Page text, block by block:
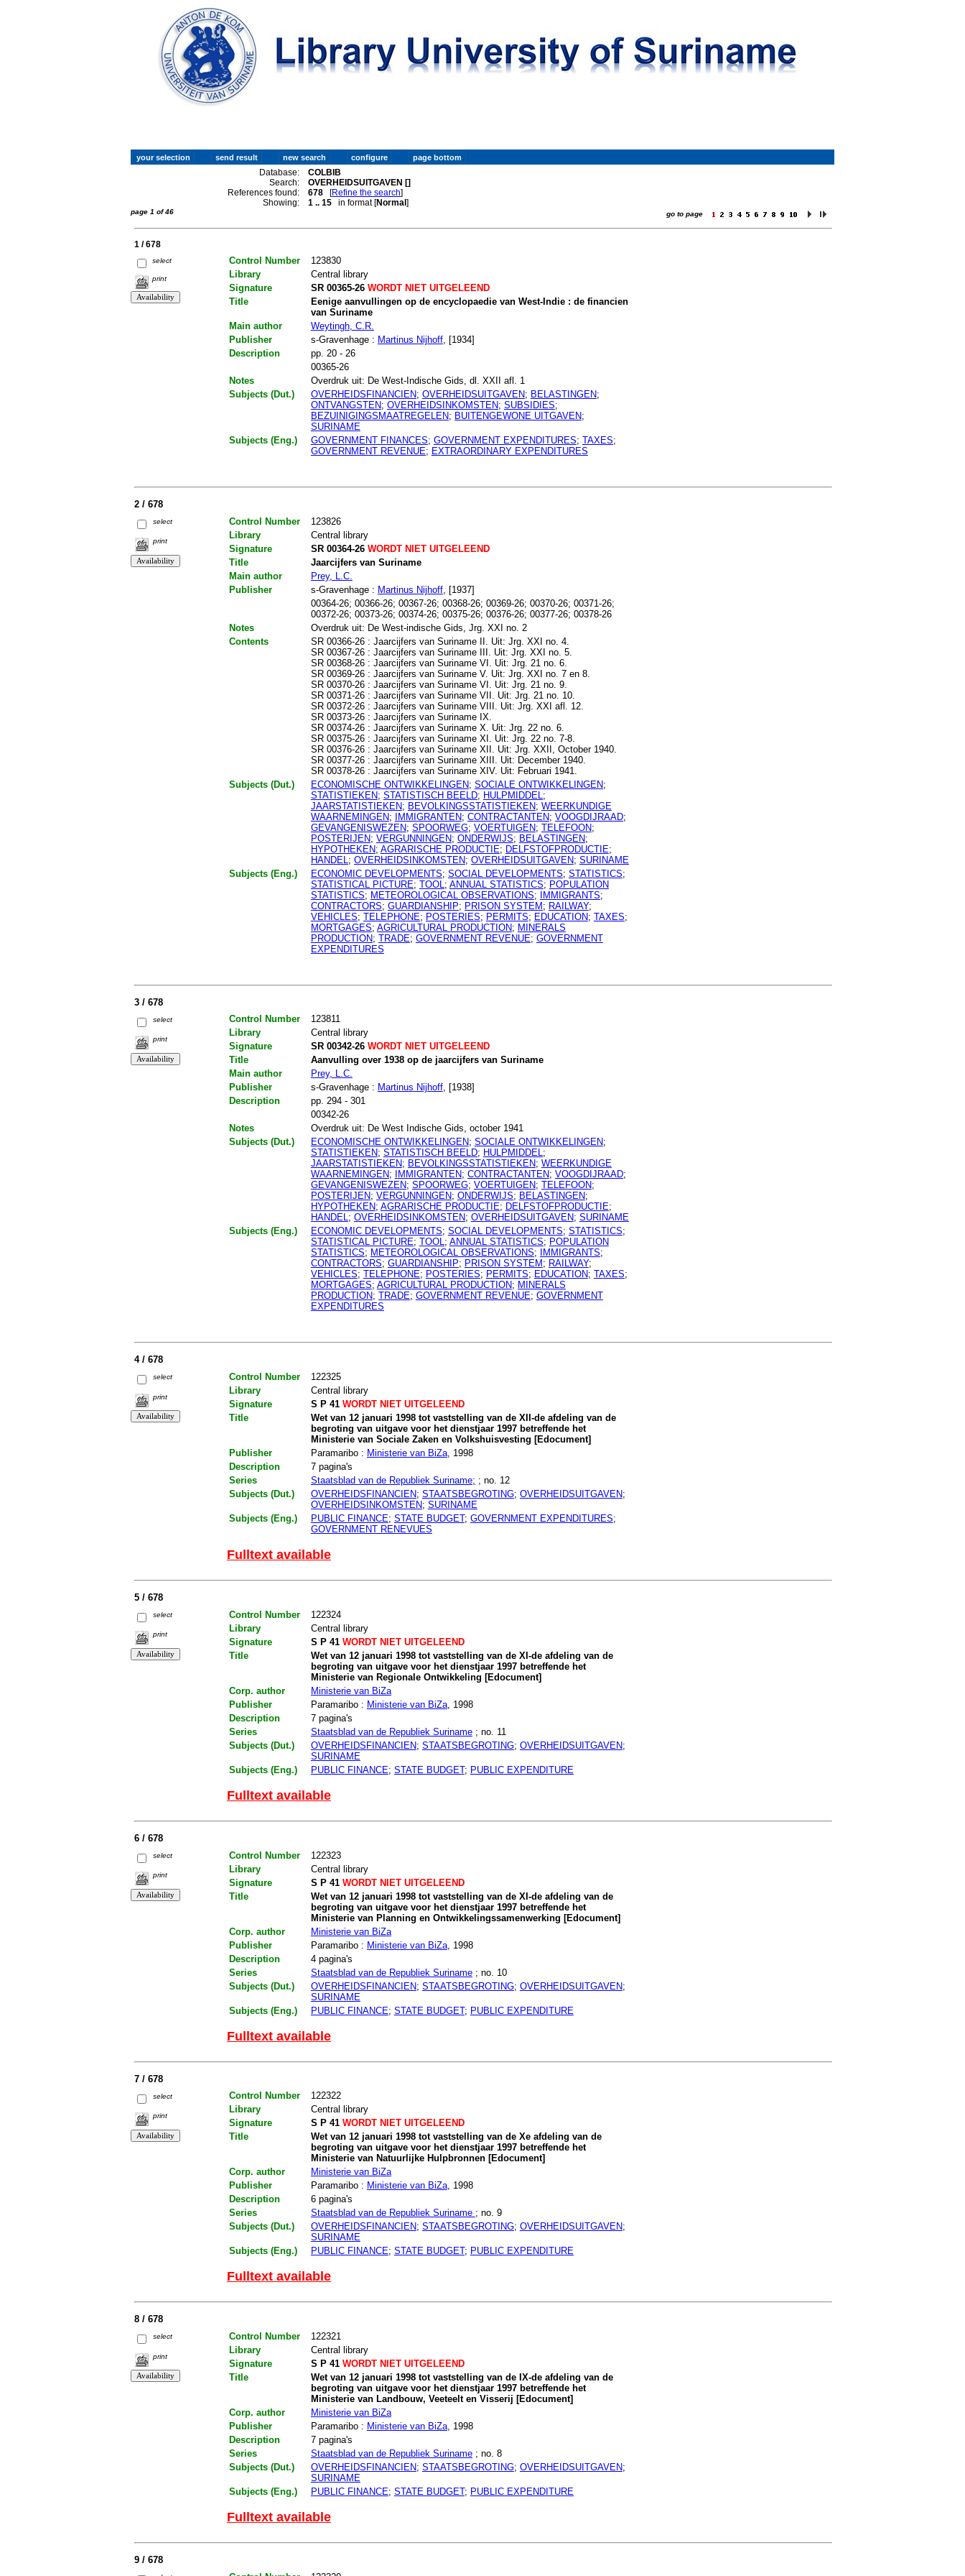
Database:
COLBIB
Search:
OVERHEIDSUITGAVEN []
References found:
678 [Refine the search]
Showing:
1 .. 15 in format [Normal]
page 1 of 46 go to page
1 / 678
select
print
Control Number
123830
Library
Central library
Signature
SR 00365-26WORDT NIET UITGELEEND
Title
Eenige aanvullingen op de encyclopaedie van West-Indie : de financien
van Suriname
Main author
Weytingh, C.R.
Publisher
s-Gravenhage : Martinus Nijhoff, [1934]
Description
pp. 20 - 26
00365-26
Notes
Overdruk uit: De West-Indische Gids, dl. XXII afl. 1
Subjects (Dut.)
OVERHEIDSFINANCIEN; OVERHEIDSUITGAVEN; BELASTINGEN;
ONTVANGSTEN; OVERHEIDSINKOMSTEN; SUBSIDIES;
BEZUINIGINGSMAATREGELEN; BUITENGEWONE UITGAVEN;
SURINAME
Subjects (Eng.)
GOVERNMENT FINANCES; GOVERNMENT EXPENDITURES; TAXES;
GOVERNMENT REVENUE; EXTRAORDINARY EXPENDITURES
2 / 678
select
print
Control Number
123826
Library
Central library
Signature
SR 00364-26WORDT NIET UITGELEEND
Title
Jaarcijfers van Suriname
Main author
Prey, L.C.
Publisher
s-Gravenhage : Martinus Nijhoff, [1937]
00364-26; 00366-26; 00367-26; 00368-26; 00369-26; 00370-26; 00371-26;
00372-26; 00373-26; 00374-26; 00375-26; 00376-26; 00377-26; 00378-26
Notes
Overdruk uit: De West-indische Gids, Jrg. XXI no. 2
Contents
SR 00366-26 : Jaarcijfers van Suriname II. Uit: Jrg. XXI no. 4.
SR 00367-26 : Jaarcijfers van Suriname III. Uit: Jrg. XXI no. 5.
SR 00368-26 : Jaarcijfers van Suriname VI. Uit: Jrg. 21 no. 6.
SR 00369-26 : Jaarcijfers van Suriname V. Uit: Jrg. XXI no. 7 en 8.
SR 00370-26 : Jaarcijfers van Suriname VI. Uit: Jrg. 21 no. 9.
SR 00371-26 : Jaarcijfers van Suriname VII. Uit: Jrg. 21 no. 10.
SR 00372-26 : Jaarcijfers van Suriname VIII. Uit: Jrg. XXI afl. 12.
SR 00373-26 : Jaarcijfers van Suriname IX.
SR 00374-26 : Jaarcijfers van Suriname X. Uit: Jrg. 22 no. 6.
SR 00375-26 : Jaarcijfers van Suriname XI. Uit: Jrg. 22 no. 7-8.
SR 00376-26 : Jaarcijfers van Suriname XII. Uit: Jrg. XXII, October 1940.
SR 00377-26 : Jaarcijfers van Suriname XIII. Uit: December 1940.
SR 00378-26 : Jaarcijfers van Suriname XIV. Uit: Februari 1941.
Subjects (Dut.)
ECONOMISCHE ONTWIKKELINGEN; SOCIALE ONTWIKKELINGEN;
STATISTIEKEN; STATISTISCH BEELD; HULPMIDDEL ;
JAARSTATISTIEKEN; BEVOLKINGSSTATISTIEKEN; WEERKUNDIGE
WAARNEMINGEN; IMMIGRANTEN; CONTRACTANTEN; VOOGDIJRAAD;
GEVANGENISWEZEN; SPOORWEG; VOERTUIGEN; TELEFOON;
POSTERIJEN; VERGUNNINGEN; ONDERWIJS; BELASTINGEN;
HYPOTHEKEN; AGRARISCHE PRODUCTIE; DELFSTOFPRODUCTIE;
HANDEL ; OVERHEIDSINKOMSTEN; OVERHEIDSUITGAVEN; SURINAME
Subjects (Eng.)
ECONOMIC DEVELOPMENTS; SOCIAL DEVELOPMENTS; STATISTICS;
STATISTICAL PICTURE; TOOL ; ANNUAL STATISTICS; POPULATION
STATISTICS; METEOROLOGICAL OBSERVATIONS; IMMIGRANTS;
CONTRACTORS; GUARDIANSHIP; PRISON SYSTEM; RAILWAY;
VEHICLES; TELEPHONE; POSTERIES; PERMITS; EDUCATION; TAXES;
MORTGAGES; AGRICULTURAL PRODUCTION; MINERALS
PRODUCTION; TRADE; GOVERNMENT REVENUE; GOVERNMENT
EXPENDITURES
3 / 678
select
print
Control Number
123811
Library
Central library
Signature
SR 00342-26WORDT NIET UITGELEEND
Title
Aanvulling over 1938 op de jaarcijfers van Suriname
Main author
Prey, L.C.
Publisher
s-Gravenhage : Martinus Nijhoff, [1938]
Description
pp. 294 - 301
00342-26
Notes
Overdruk uit: De West Indische Gids, october 1941
Subjects (Dut.)
ECONOMISCHE ONTWIKKELINGEN; SOCIALE ONTWIKKELINGEN;
STATISTIEKEN; STATISTISCH BEELD; HULPMIDDEL;
JAARSTATISTIEKEN; BEVOLKINGSSTATISTIEKEN; WEERKUNDIGE
WAARNEMINGEN; IMMIGRANTEN; CONTRACTANTEN; VOOGDIJRAAD;
GEVANGENISWEZEN; SPOORWEG; VOERTUIGEN; TELEFOON;
POSTERIJEN; VERGUNNINGEN; ONDERWIJS; BELASTINGEN;
HYPOTHEKEN; AGRARISCHE PRODUCTIE; DELFSTOFPRODUCTIE;
HANDEL; OVERHEIDSINKOMSTEN; OVERHEIDSUITGAVEN; SURINAME
Subjects (Eng.)
ECONOMIC DEVELOPMENTS; SOCIAL DEVELOPMENTS; STATISTICS;
STATISTICAL PICTURE; TOOL; ANNUAL STATISTICS; POPULATION
STATISTICS; METEOROLOGICAL OBSERVATIONS; IMMIGRANTS;
CONTRACTORS; GUARDIANSHIP; PRISON SYSTEM ; RAILWAY;
VEHICLES; TELEPHONE; POSTERIES; PERMITS; EDUCATION; TAXES;
MORTGAGES; AGRICULTURAL PRODUCTION; MINERALS
PRODUCTION; TRADE; GOVERNMENT REVENUE; GOVERNMENT
EXPENDITURES
4 / 678
select
print
Control Number
122325
Library
Central library
Signature
S P 41WORDT NIET UITGELEEND
Title
Wet van 12 januari 1998 tot vaststelling van de XII-de afdeling van de
begroting van uitgave voor het dienstjaar 1997 betreffende het
Ministerie van Sociale Zaken en Volkshuisvesting [Edocument]
Publisher
Paramaribo : Ministerie van BiZa, 1998
Description
7 pagina's
Series
Staatsblad van de Republiek Suriname; ; no. 12
Subjects (Dut.)
OVERHEIDSFINANCIEN; STAATSBEGROTING; OVERHEIDSUITGAVEN;
OVERHEIDSINKOMSTEN; SURINAME
Subjects (Eng.)
PUBLIC FINANCE; STATE BUDGET; GOVERNMENT EXPENDITURES;
GOVERNMENT RENEVUES
Fulltext available
5 / 678
select
print
Control Number
122324
Library
Central library
Signature
S P 41WORDT NIET UITGELEEND
Title
Wet van 12 januari 1998 tot vaststelling van de XI-de afdeling van de
begroting van uitgave voor het dienstjaar 1997 betreffende het
Ministerie van Regionale Ontwikkeling [Edocument]
Corp. author
Ministerie van BiZa
Publisher
Paramaribo : Ministerie van BiZa, 1998
Description
7 pagina's
Series
Staatsblad van de Republiek Suriname; no. 11
Subjects (Dut.)
OVERHEIDSFINANCIEN; STAATSBEGROTING; OVERHEIDSUITGAVEN;
SURINAME
Subjects (Eng.)
PUBLIC FINANCE; STATE BUDGET; PUBLIC EXPENDITURE
Fulltext available
6 / 678
select
print
Control Number
122323
Library
Central library
Signature
S P 41WORDT NIET UITGELEEND
Title
Wet van 12 januari 1998 tot vaststelling van de XI-de afdeling van de
begroting van uitgave voor het dienstjaar 1997 betreffende het
Ministerie van Planning en Ontwikkelingssamenwerking [Edocument]
Corp. author
Ministerie van BiZa
Publisher
Paramaribo : Ministerie van BiZa, 1998
Description
4 pagina's
Series
Staatsblad van de Republiek Suriname; no. 10
Subjects (Dut.)
OVERHEIDSFINANCIEN; STAATSBEGROTING; OVERHEIDSUITGAVEN;
SURINAME
Subjects (Eng.)
PUBLIC FINANCE; STATE BUDGET; PUBLIC EXPENDITURE
Fulltext available
7 / 678
select
print
Control Number
122322
Library
Central library
Signature
S P 41WORDT NIET UITGELEEND
Title
Wet van 12 januari 1998 tot vaststelling van de Xe afdeling van de
begroting van uitgave voor het dienstjaar 1997 betreffende het
Ministerie van Natuurlijke Hulpbronnen [Edocument]
Corp. author
Ministerie van BiZa
Publisher
Paramaribo : Ministerie van BiZa, 1998
Description
6 pagina's
Series
Staatsblad van de Republiek Suriname ; no. 9
Subjects (Dut.)
OVERHEIDSFINANCIEN; STAATSBEGROTING; OVERHEIDSUITGAVEN;
SURINAME
Subjects (Eng.)
PUBLIC FINANCE; STATE BUDGET; PUBLIC EXPENDITURE
Fulltext available
8 / 678
select
print
Control Number
122321
Library
Central library
Signature
S P 41WORDT NIET UITGELEEND
Title
Wet van 12 januari 1998 tot vaststelling van de IX-de afdeling van de
begroting van uitgave voor het dienstjaar 1997 betreffende het
Ministerie van Landbouw, Veeteelt en Visserij [Edocument]
Corp. author
Ministerie van BiZa
Publisher
Paramaribo : Ministerie van BiZa, 1998
Description
7 pagina's
Series
Staatsblad van de Republiek Suriname; no. 8
Subjects (Dut.)
OVERHEIDSFINANCIEN; STAATSBEGROTING; OVERHEIDSUITGAVEN;
SURINAME
Subjects (Eng.)
PUBLIC FINANCE; STATE BUDGET; PUBLIC EXPENDITURE
Fulltext available
9 / 678